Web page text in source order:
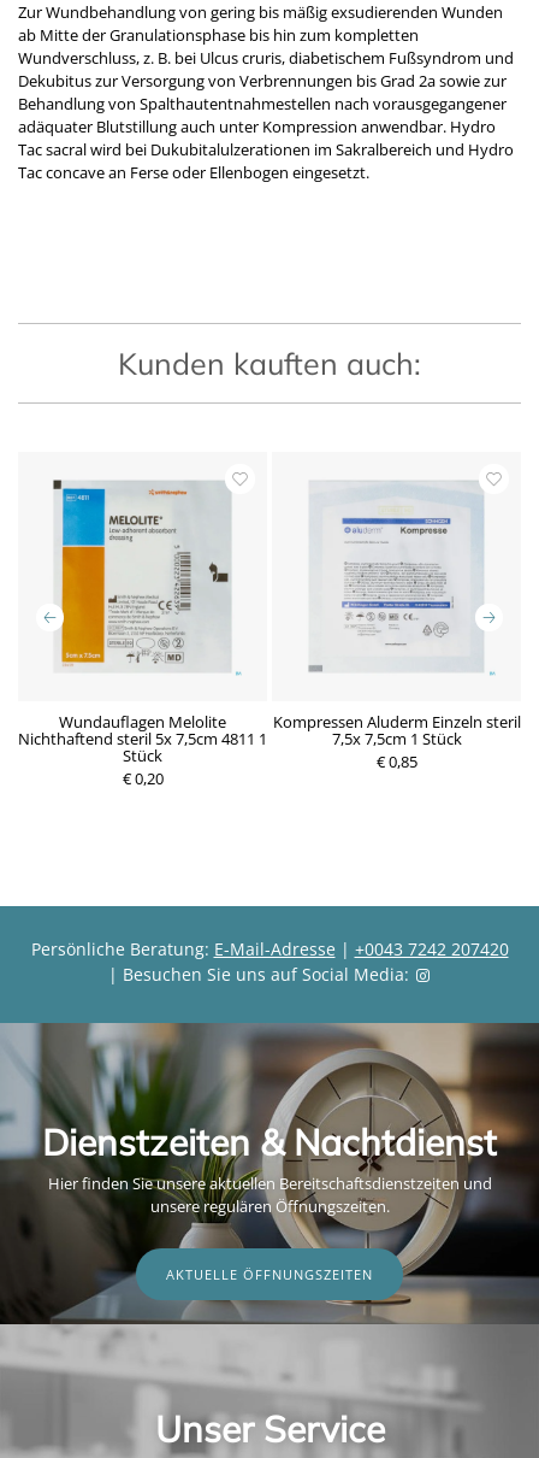
Zur Wundbehandlung von gering bis mäßig exsudierenden Wunden
ab Mitte der Granulationsphase bis hin zum kompletten
Wundverschluss, z. B. bei Ulcus cruris, diabetischem Fußsyndrom und
Dekubitus zur Versorgung von Verbrennungen bis Grad 2a sowie zur
Behandlung von Spalthautentnahmestellen nach vorausgegangener
adäquater Blutstillung auch unter Kompression anwendbar. Hydro
Tac sacral wird bei Dukubitalulzerationen im Sakralbereich und Hydro
Tac concave an Ferse oder Ellenbogen eingesetzt.
Kunden kauften auch:
Wundauflagen Melolite
Nichthaftend steril 5x 7,5cm 4811 1
Stück
€ 0,20
Kompressen Aluderm Einzeln steril
7,5x 7,5cm 1 Stück
€ 0,85
Persönliche Beratung: E-Mail-Adresse | +0043 7242 207420
| Besuchen Sie uns auf Social Media:
Dienstzeiten & Nachtdienst
Hier finden Sie unsere aktuellen Bereitschaftsdienstzeiten und
unsere regulären Öffnungszeiten.
AKTUELLE ÖFFNUNGSZEITEN
Unser Service